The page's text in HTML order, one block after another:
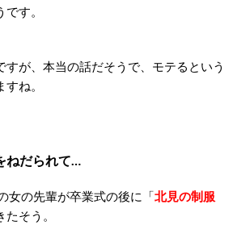
す。
すが、本当の話だそうで、モテるという
ね。
だられて…
女の先輩が卒業式の後に「北見の制服
たそう。